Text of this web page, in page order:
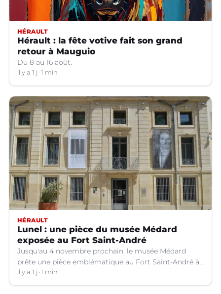
HÉRAULT
Hérault : la fête votive fait son grand
retour à Mauguio
Du 8 au 16 août.
il y a 1 j 1 min
HÉRAULT
Lunel : une pièce du musée Médard
exposée au Fort Saint-André
Jusqu'au 4 novembre prochain, le musée Médard
prête une pièce emblématique au Fort Saint-André à
Villeneuve-lez-Avignon (Gard).
il y a 1 j 1 min